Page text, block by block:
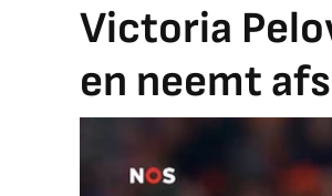
Victoria
en neemt